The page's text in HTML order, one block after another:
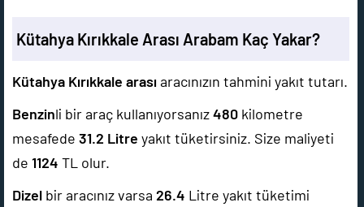
Kütahya Kırıkkale Arası Arabam Kaç Yakar?
Kütahya Kırıkkale arasıaracınızın tahmini yakıt tutarı.
Benzinli bir araç kullanıyorsanız480 kilometre
mesafede 31.2 Litre yakıt tüketirsiniz. Size maliyeti
de 1124 TL olur.
Dizel bir aracınız varsa 26.4 Litre yakıt tüketimi